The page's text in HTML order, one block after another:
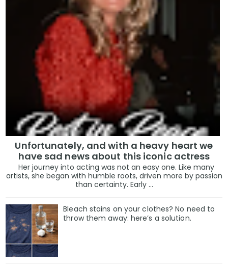
Unfortunately, and with a heavy heart we
have sad news about this iconic actress
Her journey into acting was not an easy one. Like many
artists, she began with humble roots, driven more by passion
than certainty. Early ...
Bleach stains on your clothes? No need to
throw them away: here’s a solution.